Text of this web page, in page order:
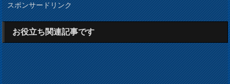
スポンサードリンク
お役立ち関連記事です